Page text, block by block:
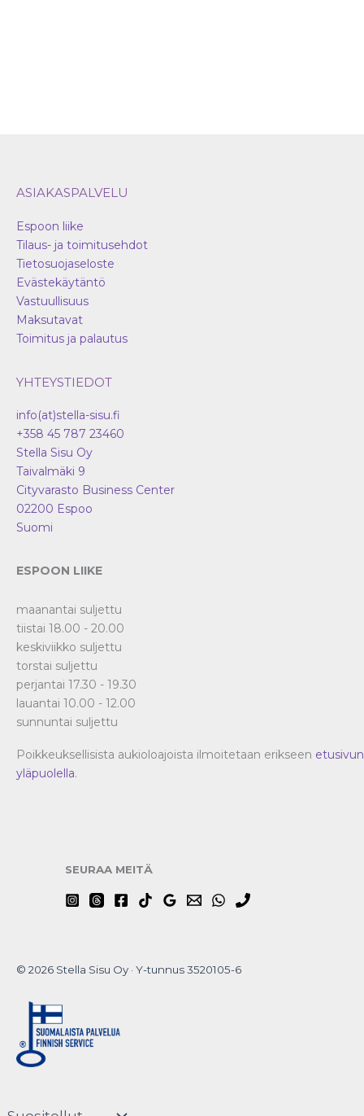
ASIAKASPALVELU
Espoon liike
Tilaus- ja toimitusehdot
Tietosuojaseloste
Evästekäytäntö
Vastuullisuus
Maksutavat
Toimitus ja palautus
YHTEYSTIEDOT
info(at)stella-sisu.fi
+358 45 787 23460
Stella Sisu Oy
Taivalmäki 9
Cityvarasto Business Center
02200 Espoo
Suomi
ESPOON LIIKE
maanantai suljettu
tiistai 18.00 - 20.00
keskiviikko suljettu
torstai suljettu
perjantai 17.30 - 19.30
lauantai 10.00 - 12.00
sunnuntai suljettu
Poikkeuksellisista aukioloajoista ilmoitetaan erikseen etusivun
yläpuolella.
SEURAA MEITÄ
© 2026 Stella Sisu Oy · Y-tunnus 3520105-6